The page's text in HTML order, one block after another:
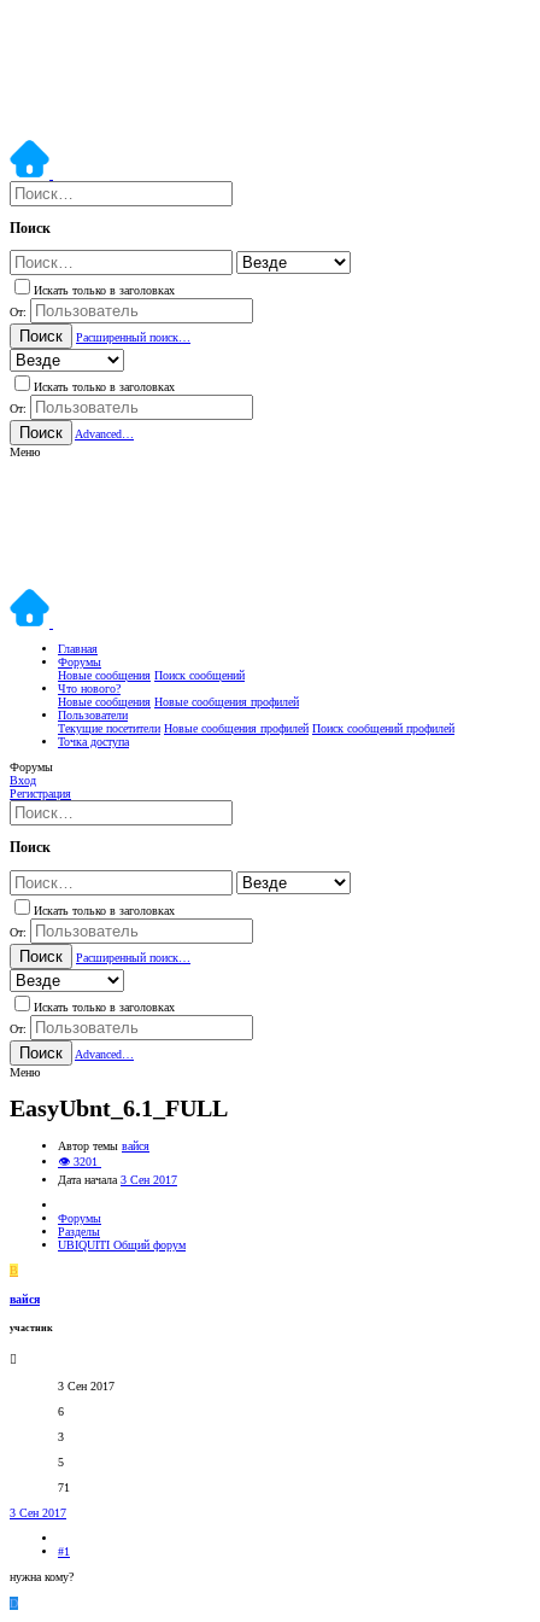
Поиск
Искать только в заголовках
От:
Поиск Расширенный поиск…
Искать только в заголовках
От:
Поиск
Advanced…
Меню
Главная
Форумы
Новые сообщения Поиск сообщений
Что нового?
Новые сообщения Новые сообщения профилей
Пользователи
Текущие посетители Новые сообщения профилей Поиск сообщений профилей
Точка доступа
Форумы
Вход
Регистрация
Поиск
Искать только в заголовках
От:
Поиск Расширенный поиск…
Искать только в заголовках
От:
Поиск
Advanced…
Меню
EasyUbnt_6.1_FULL
Автор темы вайся
👁 3201
Дата начала 3 Сен 2017
Форумы
Разделы
UBIQUITI Общий форум
В
вайся
участник
3 Сен 2017
6
3
5
71
3 Сен 2017
#1
нужна кому?
D